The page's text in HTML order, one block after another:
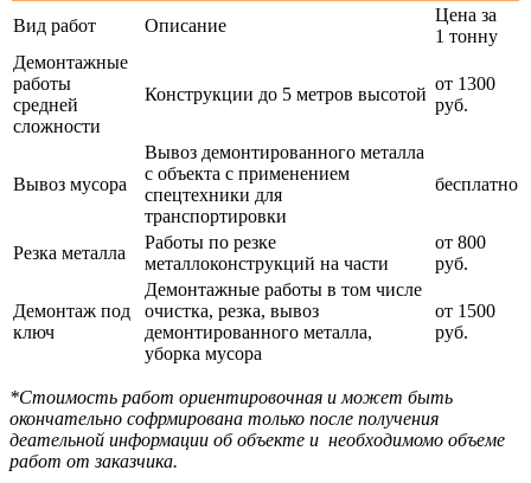
Вид работ Описание
Цена за
1 тонну
Демонтажные
работы
средней
сложности
Конструкции до 5 метров высотой
от 1300
руб.
Вывоз мусора
Вывоз демонтированного металла
с объекта с применением
спецтехники для
транспортировки
бесплатно
Резка металла
Работы по резке
металлоконструкций на части
от 800
руб.
Демонтаж под
ключ
Демонтажные работы в том числе
очистка, резка, вывоз
демонтированного металла,
уборка мусора
от 1500
руб.
*Стоимость работ ориентировочная и может быть
окончательно софрмирована только после получения
деательной информации об объекте и необходимомо объеме
работ от заказчика.